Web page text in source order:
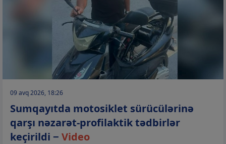
09 avq 2026, 18:26
Sumqayıtda motosiklet sürücülərinə
qarşı nəzarət-profilaktik tədbirlər
keçirildi − Video